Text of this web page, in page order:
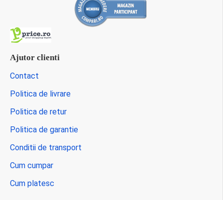
Ajutor clienti
Contact
Politica de livrare
Politica de retur
Politica de garantie
Conditii de transport
Cum cumpar
Cum platesc